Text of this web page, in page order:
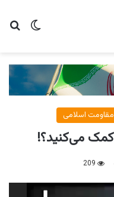
تغییر
مقاومت اسلامی
کمک می‌کنید؟!
209